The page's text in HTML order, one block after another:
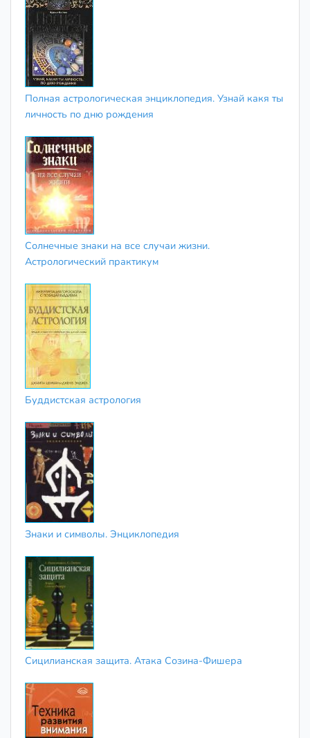
Полная астрологическая энциклопедия. Узнай какя ты
личность по дню рождения
Солнечные знаки на все случаи жизни.
Астрологический практикум
Буддистская астрология
Знаки и символы. Энциклопедия
Сицилианская защита. Атака Созина-Фишера